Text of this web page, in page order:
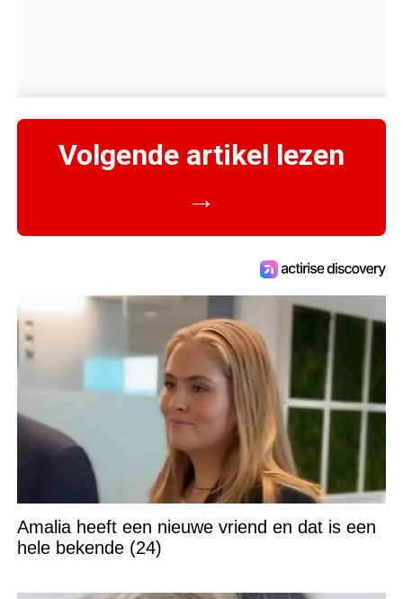
Volgende artikel lezen
→
Amalia heeft een nieuwe vriend en dat is een
hele bekende (24)